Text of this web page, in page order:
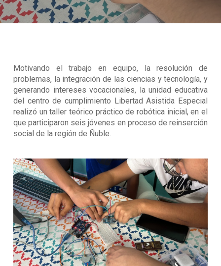
Motivando el trabajo en equipo, la resolución de
problemas, la integración de las ciencias y tecnología, y
generando intereses vocacionales, la unidad educativa
del centro de cumplimiento Libertad Asistida Especial
realizó un taller teórico práctico de robótica inicial, en el
que participaron seis jóvenes en proceso de reinserción
social de la región de Ñuble.